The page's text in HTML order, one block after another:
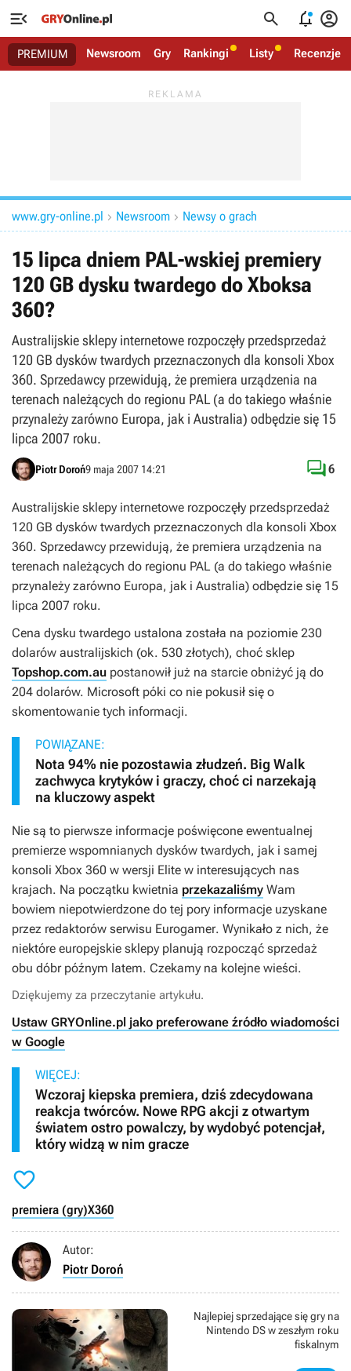
   
PREMIUM Newsroom Gry Rankingi Listy Recenzje
www.gry-online.pl  Newsroom  Newsy o grach
15 lipca dniem PAL-wskiej premiery
120 GB dysku twardego do Xboksa
360?
Australijskie sklepy internetowe rozpoczęły przedsprzedaż
120 GB dysków twardych przeznaczonych dla konsoli Xbox
360. Sprzedawcy przewidują, że premiera urządzenia na
terenach należących do regionu PAL (a do takiego właśnie
przynależy zarówno Europa, jak i Australia) odbędzie się 15
lipca 2007 roku.
Piotr Doroń9 maja 2007 14:21 6
Australijskie sklepy internetowe rozpoczęły przedsprzedaż
120 GB dysków twardych przeznaczonych dla konsoli Xbox
360. Sprzedawcy przewidują, że premiera urządzenia na
terenach należących do regionu PAL (a do takiego właśnie
przynależy zarówno Europa, jak i Australia) odbędzie się 15
lipca 2007 roku.
Cena dysku twardego ustalona została na poziomie 230
dolarów australijskich (ok. 530 złotych), choć sklep
Topshop.com.au postanowił już na starcie obniżyć ją do
204 dolarów. Microsoft póki co nie pokusił się o
skomentowanie tych informacji.
POWIĄZANE:
Nota 94% nie pozostawia złudzeń. Big Walk
zachwyca krytyków i graczy, choć ci narzekają
na kluczowy aspekt
Nie są to pierwsze informacje poświęcone ewentualnej
premierze wspomnianych dysków twardych, jak i samej
konsoli Xbox 360 w wersji Elite w interesujących nas
krajach. Na początku kwietnia przekazaliśmy Wam
bowiem niepotwierdzone do tej pory informacje uzyskane
przez redaktorów serwisu Eurogamer. Wynikało z nich, że
niektóre europejskie sklepy planują rozpocząć sprzedaż
obu dóbr późnym latem. Czekamy na kolejne wieści.
Dziękujemy za przeczytanie artykułu.
Ustaw GRYOnline.pl jako preferowane źródło wiadomości
w Google
WIĘCEJ:
Wczoraj kiepska premiera, dziś zdecydowana
reakcja twórców. Nowe RPG akcji z otwartym
światem ostro powalczy, by wydobyć potencjał,
który widzą w nim gracze

premiera (gry)X360
Autor:
Piotr Doroń
Najlepiej sprzedające się gry na
Nintendo DS w zeszłym roku
fiskalnym